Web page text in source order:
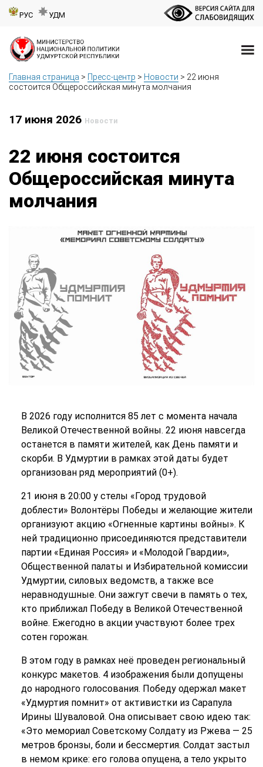
РУС УДМ
Главная страница > Пресс-центр > Новости > 22 июня
состоится Общероссийская минута молчания
17 июня 2026 Новости
22 июня состоится
Общероссийская минута
молчания
В 2026 году исполнится 85 лет с момента начала
Великой Отечественной войны. 22 июня навсегда
останется в памяти жителей, как День памяти и
скорби. В Удмуртии в рамках этой даты будет
организован ряд мероприятий (0+).
21 июня в 20:00 у стелы «Город трудовой
доблести» Волонтёры Победы и желающие жители
организуют акцию «Огненные картины войны». К
ней традиционно присоединяются представители
партии «Единая Россия» и «Молодой Гвардии»,
Общественной палаты и Избирательной комиссии
Удмуртии, силовых ведомств, а также все
неравнодушные. Они зажгут свечи в память о тех,
кто приближал Победу в Великой Отечественной
войне. Ежегодно в акции участвуют более трех
сотен горожан.
В этом году в рамках неё проведен региональный
конкурс макетов. 4 изображения были допущены
до народного голосования. Победу одержал макет
«Удмуртия помнит» от активистки из Сарапула
Ирины Шуваловой. Она описывает свою идею так:
«Это мемориал Советскому Солдату из Ржева — 25
метров бронзы, боли и бессмертия. Солдат застыл
в немом крике: его голова опущена, а тело укрыто